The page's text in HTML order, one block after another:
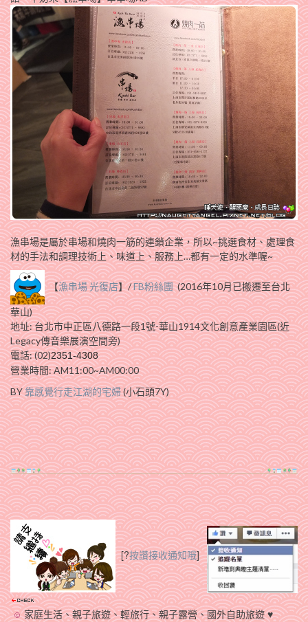
漁串場是屬於串場和燒肉一筋的連鎖企業，所以~挑選食材、處理食
材的手法和調理技術上、味道上、服務上…都有一定的水準喔~
【漁串場 光復店】/FB粉絲團(2016年10月已搬遷至台北
華山)
地址: 台北市中正區八德路一段1號-華山1914文化創意產業園區(近
Legacy傳音樂展演空間旁)
電話: (02)2351-4308
營業時間: AM11:00~AM00:00
BY靠感覺行走江湖的宅婦(小石頭7Y)
[?按讚接收通知哦]
家庭生活、親子旅遊、輕旅行、親子露營、國外自助旅遊 ♥